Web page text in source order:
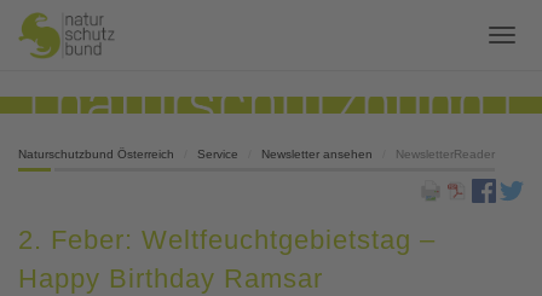
Naturschutzbund Österreich Service Newsletter ansehen NewsletterReader
2. Feber: Weltfeuchtgebietstag –
Happy Birthday Ramsar